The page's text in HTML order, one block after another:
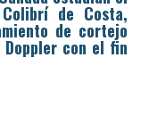
de Costa,
de cortejo
con el fin